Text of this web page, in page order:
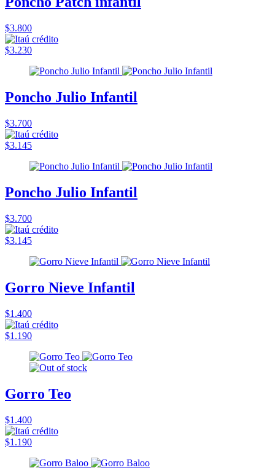
$3.800
$3.230
Poncho Julio Infantil
$3.700
$3.145
Poncho Julio Infantil
$3.700
$3.145
Gorro Nieve Infantil
$1.400
$1.190
Gorro Teo
$1.400
$1.190